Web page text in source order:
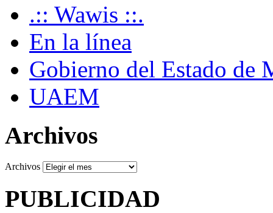
.:: Wawis ::.
En la línea
Gobierno del Estado de
UAEM
Archivos
Archivos
PUBLICIDAD